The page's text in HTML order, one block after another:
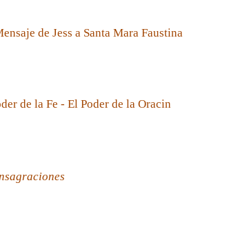
de Jess a Santa Mara Faustina
de la Fe - El Poder de la Oracin